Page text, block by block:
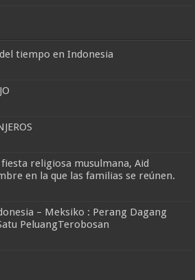
tiempo en Indonesia
religiosa musulmana, Aid
en la que las familias se reúnen.
– Meksiko : Perang Dagang
PeluangTerobosan